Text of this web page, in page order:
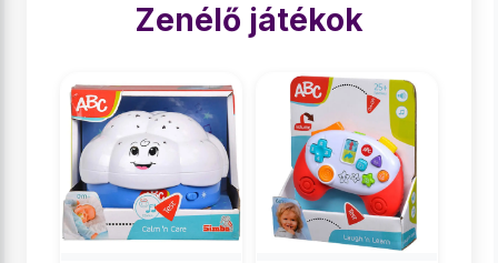
Zenélő játékok